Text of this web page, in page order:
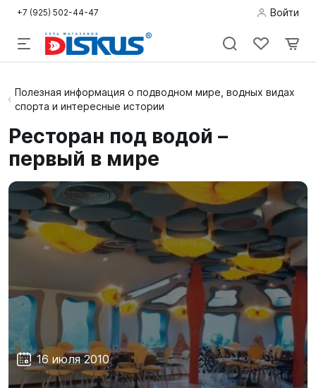
+7 (925) 502-44-47 Войти
Подводная
охота
Дайвинг
Пляж
Фридайвинг
Бассейн
сёрфинг
Подарочные
Полезная информация о подводном мире, водных видах
спорта и интересные истории
Ресторан под водой –
первый в мире
16 июля 2010